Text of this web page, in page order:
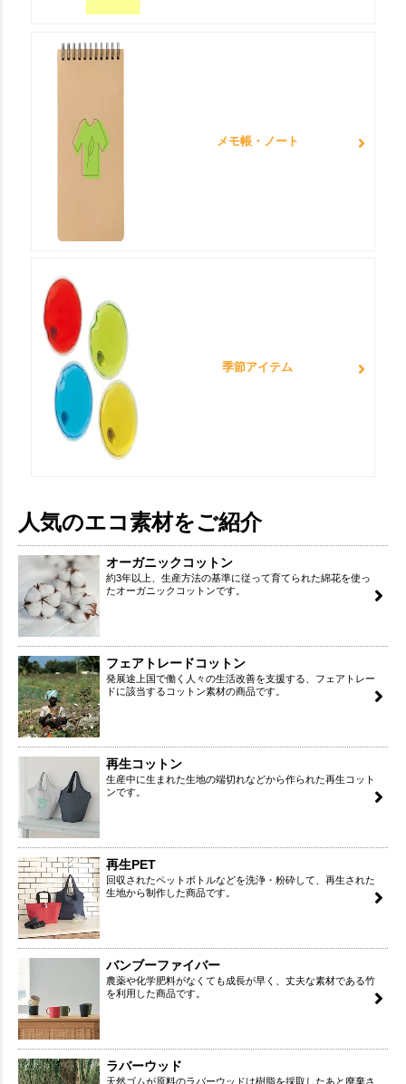
メモ帳・ノート
季節アイテム
人気のエコ素材をご紹介
オーガニックコットン
約3年以上、生産方法の基準に従って育てられた綿花を使っ
たオーガニックコットンです。
フェアトレードコットン
発展途上国で働く人々の生活改善を支援する、フェアトレー
ドに該当するコットン素材の商品です。
再生コットン
生産中に生まれた生地の端切れなどから作られた再生コット
ンです。
再生PET
回収されたペットボトルなどを洗浄・粉砕して、再生された
生地から制作した商品です。
バンブーファイバー
農薬や化学肥料がなくても成長が早く、丈夫な素材である竹
を利用した商品です。
ラバーウッド
天然ゴムが原料のラバーウッドは樹脂を採取したあと廃棄さ